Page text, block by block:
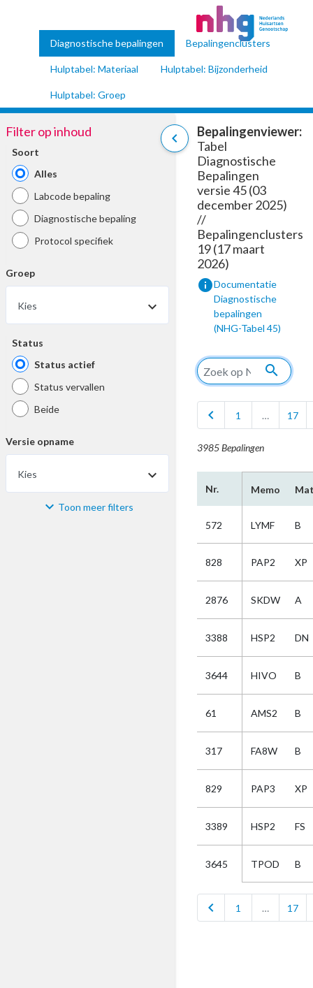
Diagnostische bepalingen Bepalingenclusters
Hulptabel: Materiaal Hulptabel: Bijzonderheid
Hulptabel: Groep
chevron_left
Filter op inhoud
Soort
Alles
Labcode bepaling
Diagnostische bepaling
Protocol specifiek
Groep
Kies
Status
Status actief
Status vervallen
Beide
Versie opname
Kies
Materiaal Toon meer filters
Bepalingenviewer:
Tabel
Diagnostische
Bepalingen
versie 45 (03
december 2025)
//
Bepalingenclusters
19 (17 maart
2026)
infoDocumentatie
Diagnostische
bepalingen
(NHG-Tabel 45)
search
chevron_left 1 … 17
3985 Bepalingen
Nr. Memo
572 LYMF B
828 PAP2 XP
2876 SKDW A
3388 HSP2 DN
3644 HIVO B
61 AMS2 B
317 FA8W B
829 PAP3 XP
3389 HSP2 FS
3645 TPOD B
chevron_left 1 … 17